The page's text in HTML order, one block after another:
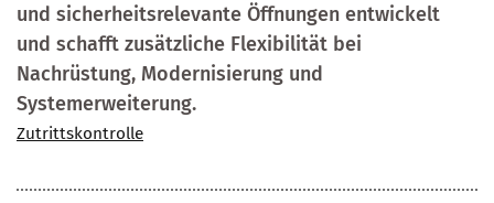
und sicherheitsrelevante Öffnungen entwickelt
und schafft zusätzliche Flexibilität bei
Nachrüstung, Modernisierung und
Systemerweiterung.
Zutrittskontrolle